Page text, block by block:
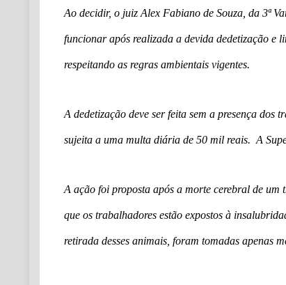
Ao decidir, o juiz Alex Fabiano de Souza, da 3ª
funcionar após realizada a devida dedetização e
respeitando as regras ambientais vigentes.
A dedetização deve ser feita sem a presença dos
sujeita a uma multa diária de 50 mil reais. A
A ação foi proposta após a morte cerebral de
que os trabalhadores estão expostos à
retirada desses animais, foram tomadas apenas